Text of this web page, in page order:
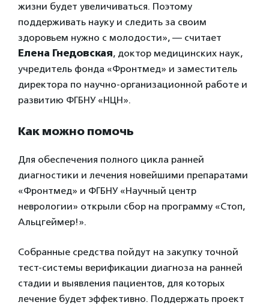
жизни будет увеличиваться. Поэтому
поддерживать науку и следить за своим
здоровьем нужно с молодости», — считает
Елена Гнедовская, доктор медицинских наук,
учредитель фонда «Фронтмед» и заместитель
директора по научно-организационной работе и
развитию ФГБНУ «НЦН».
Как можно помочь
Для обеспечения полного цикла ранней
диагностики и лечения новейшими препаратами
«Фронтмед» и ФГБНУ «Научный центр
неврологии» открыли сбор на программу «Стоп,
Альцгеймер!».
Собранные средства пойдут на закупку точной
тест-системы верификации диагноза на ранней
стадии и выявления пациентов, для которых
лечение будет эффективно. Поддержать проект